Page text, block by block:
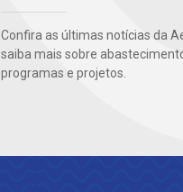
Confira as últimas notícias da
saiba mais sobre
programas e projetos.